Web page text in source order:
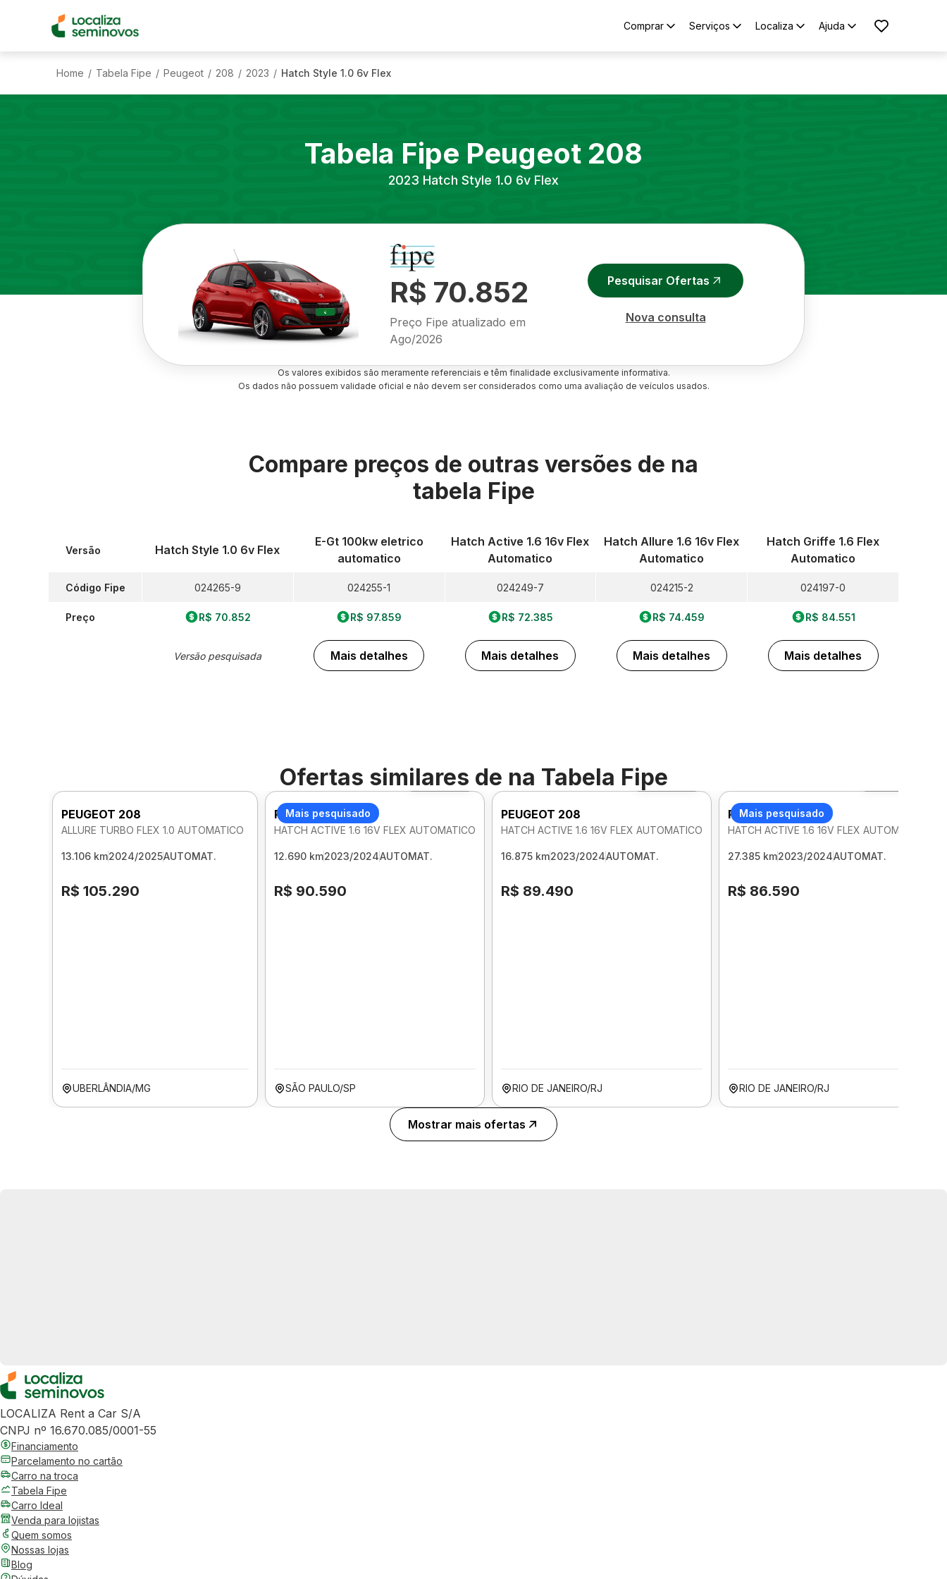
Comprar Serviços Localiza Ajuda
Home / Tabela Fipe / Peugeot / 208 / 2023 / Hatch Style 1.0 6v Flex
Tabela Fipe Peugeot 208
2023 Hatch Style 1.0 6v Flex
R$ 70.852
Preço Fipe atualizado em
Ago/2026
Pesquisar Ofertas
Nova consulta
Os valores exibidos são meramente referenciais e têm finalidade exclusivamente informativa.
Os dados não possuem validade oficial e não devem ser considerados como uma avaliação de veículos usados.
Compare preços de outras versões de na
tabela Fipe
Versão
Código Fipe
Preço
Hatch Style 1.0 6v Flex
024265-9
R$ 70.852
Versão pesquisada
E-Gt 100kw eletrico
automatico
024255-1
R$ 97.859
Mais detalhes
Hatch Active 1.6 16v Flex
Automatico
024249-7
R$ 72.385
Mais detalhes
Hatch Allure 1.6 16v Flex
Automatico
024215-2
R$ 74.459
Mais detalhes
Hatch Griffe 1.6 Flex
Automatico
024197-0
R$ 84.551
Mais detalhes
Ofertas similares de na Tabela Fipe
PEUGEOT 208
ALLURE TURBO FLEX 1.0 AUTOMATICO
13.106 km2024/2025AUTOMAT.
R$ 105.290
UBERLÂNDIA/MG
Mais pesquisado
Foto 360º
PEUGEOT 208
HATCH ACTIVE 1.6 16V FLEX AUTOMATICO
12.690 km2023/2024AUTOMAT.
R$ 90.590
SÃO PAULO/SP
Foto 360º
PEUGEOT 208
HATCH ACTIVE 1.6 16V FLEX AUTOMATICO
16.875 km2023/2024AUTOMAT.
R$ 89.490
RIO DE JANEIRO/RJ
Mais pesquisado
PEUGEOT 208
HATCH ACTIVE 1.6 16V FLEX AUTOMATICO
27.385 km2023/2024AUTOMAT.
R$ 86.590
RIO DE JANEIRO/RJ
Mostrar mais ofertas
LOCALIZA Rent a Car S/A
CNPJ nº 16.670.085/0001-55
Financiamento
Parcelamento no cartão
Carro na troca
Tabela Fipe
Carro Ideal
Venda para lojistas
Quem somos
Nossas lojas
Blog